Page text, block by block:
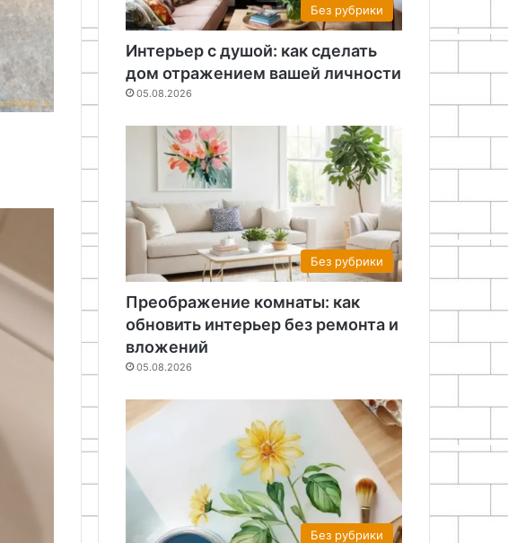
Без рубрики
Интерьер с душой: как сделать
дом отражением вашей личности
05.08.2026
Без рубрики
Преображение комнаты: как
обновить интерьер без ремонта и
вложений
05.08.2026
Без рубрики